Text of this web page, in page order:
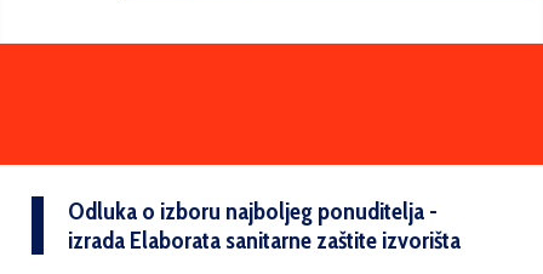
Odluka o izboru najboljeg ponuditelja -
izrada Elaborata sanitarne zaštite izvorišta